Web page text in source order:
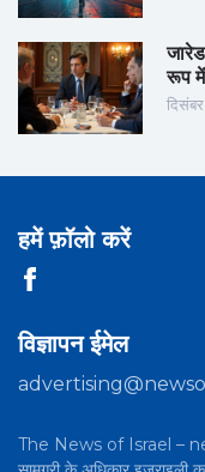
रूप
हमें फ़ॉलो करें
विज्ञापन ईमेल
The News of Israel –